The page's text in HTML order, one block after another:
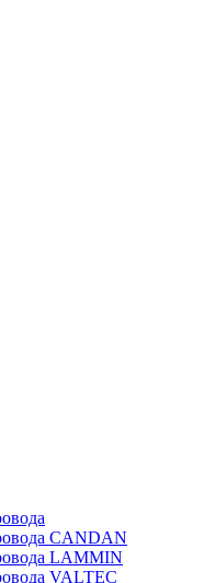
CANDAN
LAMMIN
VALTEC